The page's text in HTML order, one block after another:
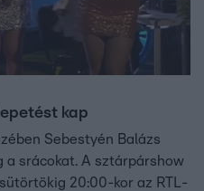
kap
Sebestyén Balázs
a srácokat. A sztárpárshow
20:00-kor az RTL-